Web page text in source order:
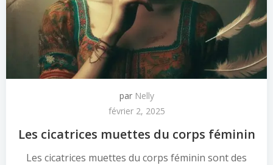
par Nelly
février 2, 2025
Les cicatrices muettes du corps féminin
Les cicatrices muettes du corps féminin sont des